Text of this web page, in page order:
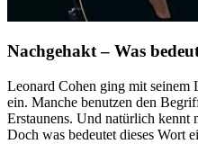
Nachgehakt – Was
Leonard Cohen ging mit
ein. Manche benutzen den
Erstaunens. Und natürlich kennt
Doch was bedeutet dieses Wort